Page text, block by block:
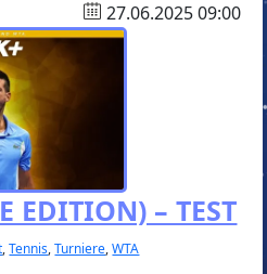
27.06.2025 09:00
EDITION) – TEST
,Tennis,Turniere,WTA